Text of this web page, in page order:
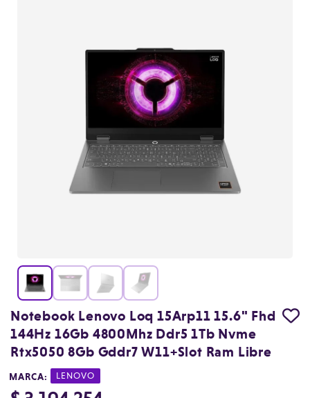
Notebook Lenovo Loq 15Arp11 15.6" Fhd
144Hz 16Gb 4800Mhz Ddr5 1Tb Nvme
Rtx5050 8Gb Gddr7 W11+Slot Ram Libre
|
MARCA: LENOVO